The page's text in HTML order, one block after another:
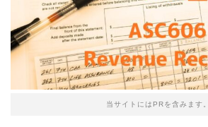
当サイトにはPRを含みます。